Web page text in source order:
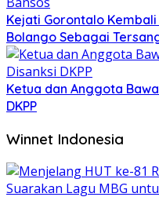
Kejati Gorontalo
Bolango Sebagai
Ketua dan Anggota
DKPP
Winnet Indonesia